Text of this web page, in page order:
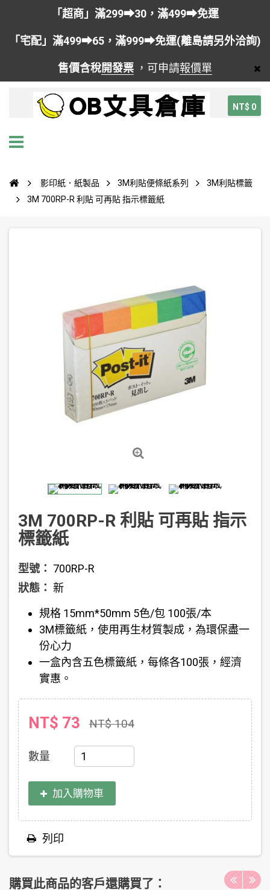
「超商」滿299➡30，滿499➡免運
「宅配」滿499➡65，滿999➡免運(離島請另外洽詢)
售價含稅開發票 ，可申請報價單
NT$ 0
影印紙．紙製品 3M利貼便條紙系列
3M利貼標籤
3M 700RP-R 利貼 可再貼 指示標籤紙
3M 700RP-R 利貼 可再貼 指示
標籤紙
型號： 700RP-R
狀態： 新
規格 15mm*50mm 5色/包 100張/本
3M標籤紙，使用再生材質製成，為環保盡一
份心力
一盒內含五色標籤紙，每條各100張，經濟
實惠。
NT$ 73 NT$ 104
數量
加入購物車
列印
購買此商品的客戶還購買了：